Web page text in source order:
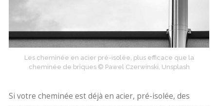
Les cheminée en acier pré-isolée, plus efficace que la
cheminée de briques © Pawel Czerwinski, Unsplash
Si votre cheminée est déjà en acier, pré-isolée, des